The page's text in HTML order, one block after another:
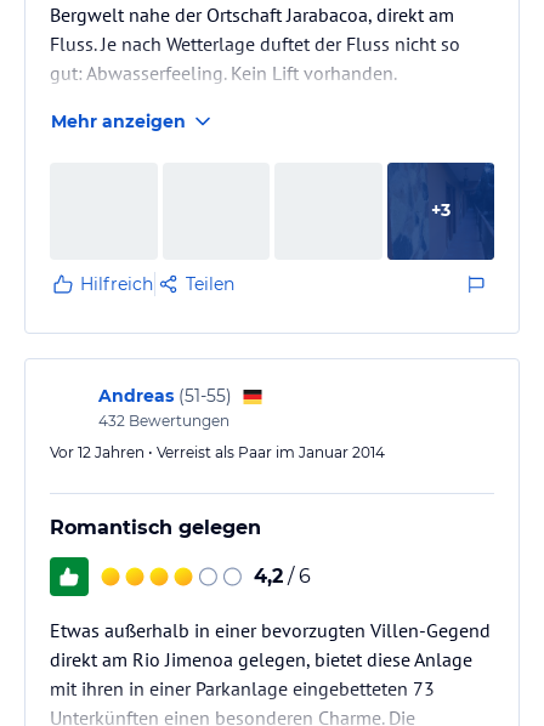
Bergwelt nahe der Ortschaft Jarabacoa, direkt am
Fluss. Je nach Wetterlage duftet der Fluss nicht so
gut: Abwasserfeeling. Kein Lift vorhanden.
Je nach Jahreszeit (wir waren im Januar da) ist eine
Mehr anzeigen
+3
Hilfreich Teilen
Andreas (51-55)
432 Bewertungen
Vor 12 Jahren • Verreist als Paar im Januar 2014
Romantisch gelegen
4,2 / 6
Etwas außerhalb in einer bevorzugten Villen-Gegend
direkt am Rio Jimenoa gelegen, bietet diese Anlage
mit ihren in einer Parkanlage eingebetteten 73
Unterkünften einen besonderen Charme. Die